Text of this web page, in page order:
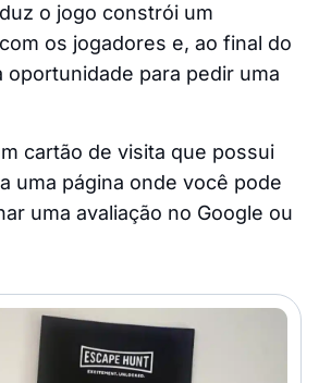
o jogo constrói um
os jogadores e, ao final do
oportunidade para pedir uma
cartão de visita que possui
uma página onde você pode
uma avaliação no Google ou